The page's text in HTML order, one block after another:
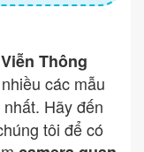
Thông
các mẫu
nhất. Hãy đến
tôi để có